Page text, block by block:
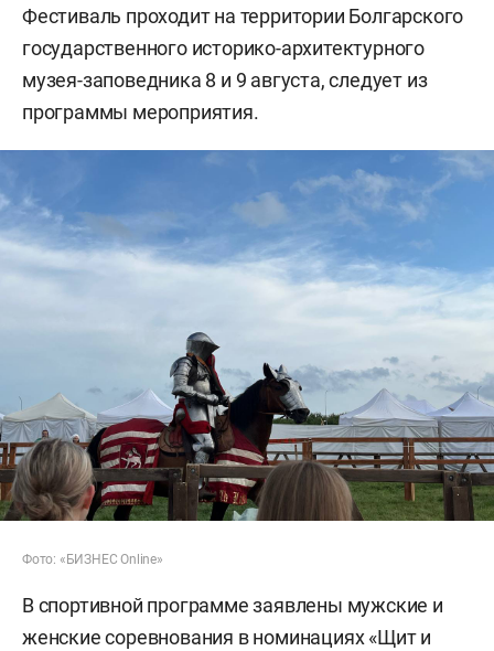
Фестиваль проходит на территории Болгарского
государственного историко-архитектурного
музея-заповедника 8 и 9 августа, следует из
программы мероприятия.
Фото: «БИЗНЕС Online»
В спортивной программе заявлены мужские и
женские соревнования в номинациях «Щит и